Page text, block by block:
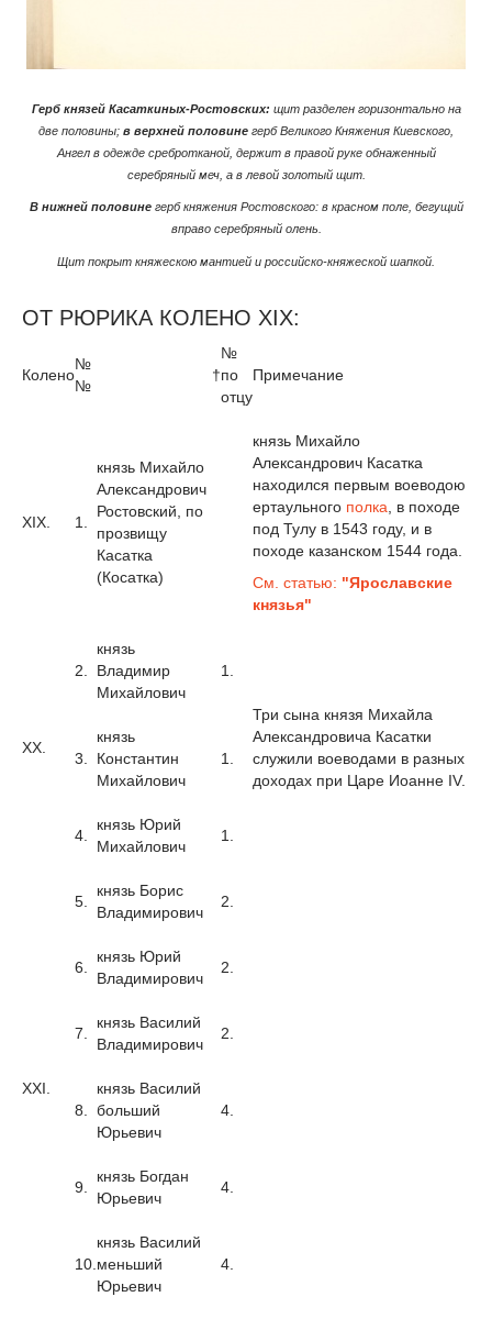
Герб князей Касаткиных-Ростовских: щит разделен горизонтально на
две половины; в верхней половине герб Великого Княжения Киевского,
Ангел в одежде сребротканой, держит в правой руке обнаженный
серебряный меч, а в левой золотый щит.
В нижней половинегерб княжения Ростовского: в красном поле, бегущий
вправо серебряный олень.
Щит покрыт княжескою мантией и российско-княжеской шапкой.
ОТ РЮРИКА КОЛЕНО XIX:
Колено
№
№
†
№
по
отцу
Примечание
XIX. 1.
князь Михайло
Александрович
Ростовский, по
прозвищу
Касатка
(Косатка)
князь Михайло
Александрович Касатка
находился первым воеводою
ертаульного полка , в походе
под Тулу в 1543 году, и в
походе казанском 1544 года.
См. статью: "Ярославские
князья"
XX.
2.
князь
Владимир
Михайлович
1.
Три сына князя Михайла
Александровича Касатки
служили воеводами в разных
доходах при Царе Иоанне IV.
3.
князь
Константин
Михайлович
1.
4.
князь Юрий
Михайлович
1.
XXI.
5.
князь Борис
Владимирович
2.
6.
князь Юрий
Владимирович
2.
7.
князь Василий
Владимирович
2.
8.
князь Василий
больший
Юрьевич
4.
9.
князь Богдан
Юрьевич
4.
10.
князь Василий
меньший
Юрьевич
4.